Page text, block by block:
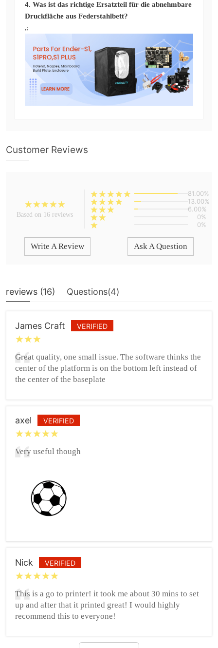
4. Was ist das richtige Ersatzteil für die abnehmbare
Druckfläche aus Federstahlbett?
,;
Customer Reviews
Based on 16 reviews
81.00%
13.00%
6.00%
0%
0%
Write A Review Ask A Question
reviews (16) Questions(4)
James Craft VERIFIED
Great quality, one small issue. The software thinks the
center of the platform is on the bottom left instead of
the center of the baseplate
axel VERIFIED
Very useful though
Nick VERIFIED
This is a go to printer! it took me about 30 mins to set
up and after that it printed great! I would highly
recommend this to everyone!